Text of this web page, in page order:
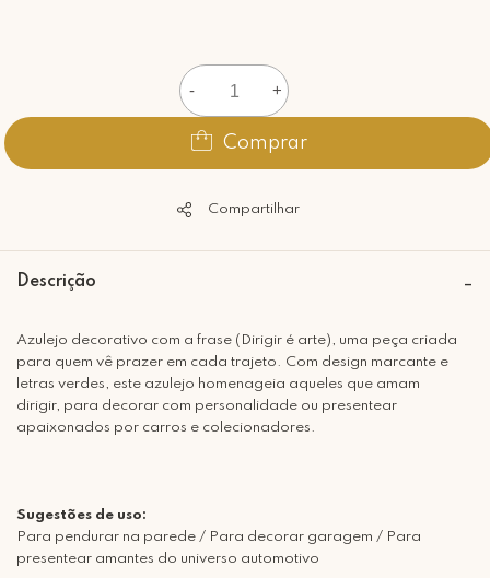
- +
Comprar
Compartilhar
Descrição
Azulejo decorativo com a frase (Dirigir é arte), uma peça criada
para quem vê prazer em cada trajeto. Com design marcante e
letras verdes, este azulejo homenageia aqueles que amam
dirigir, para decorar com personalidade ou presentear
apaixonados por carros e colecionadores.
Sugestões de uso:
Para pendurar na parede / Para decorar garagem / Para
presentear amantes do universo automotivo